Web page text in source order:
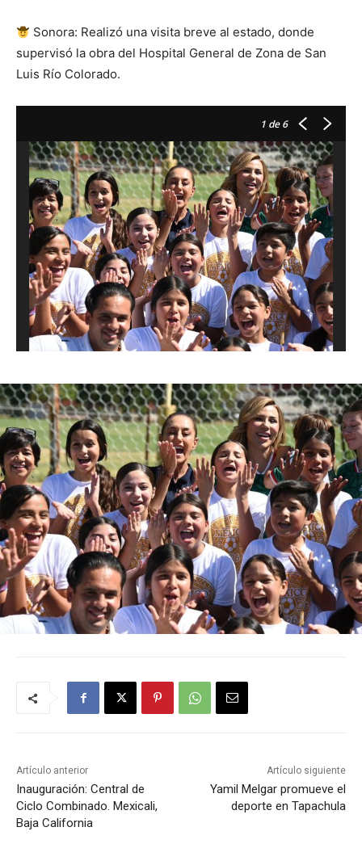
Sonora: Realizó una visita breve al estado, donde
supervisó la obra del Hospital General de Zona de San
Luis Río Colorado.
1 de 6
Artículo anterior
Inauguración: Central de
Ciclo Combinado. Mexicali,
Baja California
Artículo siguiente
Yamil Melgar promueve el
deporte en Tapachula